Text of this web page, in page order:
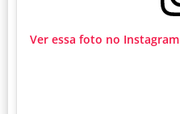
Ver essa foto no Instagram